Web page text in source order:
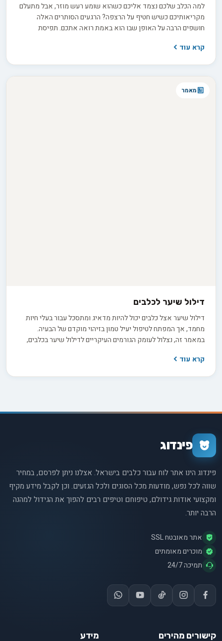
למה הכלב שלכם נצמד אליכם כשהוא שומע רעש מוזר, אבל מתעלם
מקריאותיכם כשיש חטיף על הרצפה? הרגעים הסותרים האלה
חושפים הרבה על האופן שבו הוא באמת רואה אתכם. תפיסת
אינה תואמת את ההבנה המדעית העדכנית. בפועל, אתם ממלאים
קרא עוד
מאמר
דילול שיער לכלבים
דילול שיער אצל כלבים יכול להיות מדאיג ומתסכל עבור בעלי חיות
מחמד, אך המפתח לטיפול יעיל טמון בזיהוי מוקדם של הבעיה.
במאמר זה, נצלול לעומק הגורמים העיקריים לדילול שיער בכלבים,
סביבתי. בעזרת הבנה מעמיקה של הסיבות השורשיות, נחשוף בפניכם
קיימת או פשוט מחפשים דרכים למנוע את הופעתה, המאמר הזה
קרא עוד
פינדוג
פינדוג הינו אתר לוח עבור כלבים בישראל. אצלנו ניתן לפרסם, במחיר
שווה לכל נפש, מודעות מכל הסוגים ולכל הגזעים. וכן לקבל מידע מקיף
ומקצועי אודות גידולם, טיפוחם וטיפים רבים להפוך את הגידול למהנה
הרבה יותר.
אתר מאובטח SSL
מוכרים מאומתים
תמיכה 24/7
קישורים מהירים מידע